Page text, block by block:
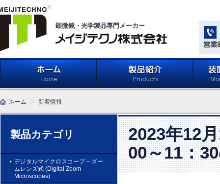
顕微鏡・光学製品専門メーカー
Light
ホーム 新着情報
製品カテゴリ
デジタルマイクロスコープ – ズー
ムレンズ式 (Digital Zoom
Microscopes)
2023年12
00～11：